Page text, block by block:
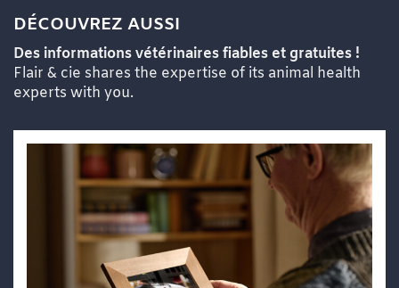
DÉCOUVREZ AUSSI
Des informations vétérinaires fiables et gratuites !
Flair & cie shares the expertise of its animal health
experts with you.